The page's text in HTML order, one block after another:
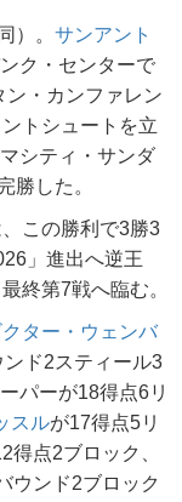
）。 サンアント
ク・センターで
ン・カンファレン
トシュートを立
シティ・サンダ
勝した。
この勝利で3勝3
」進出へ逆王
終第7戦へ臨む。
クター・ウェンバ
ド2スティール3
パーが18得点6リ
スルが17得点5リ
点2ブロック、
ウンド2ブロック